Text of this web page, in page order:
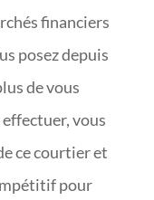
financiers
posez depuis
de vous
vous
ce courtier et
pour